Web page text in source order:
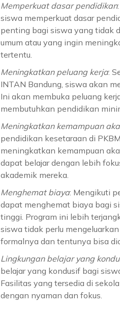
Memperkuat dasar pendidikan
siswa memperkuat dasar
penting bagi siswa yang tidak
umum atau yang ingin
tertentu.
Meningkatkan peluang kerja:
INTAN Bandung, siswa akan
Ini akan membuka peluang
membutuhkan pendidikan
Meningkatkan kemampuan
pendidikan kesetaraan di
meningkatkan kemampuan
dapat belajar dengan lebih
akademik mereka.
Menghemat biaya: Mengikuti
dapat menghemat biaya bagi
tinggi. Program ini lebih
siswa tidak perlu
formalnya dan tentunya bisa
Lingkungan belajar yang
belajar yang kondusif bagi
Fasilitas yang tersedia di
dengan nyaman dan fokus.